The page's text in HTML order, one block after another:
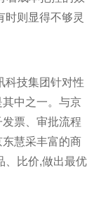
时则显得不够灵
科技集团针对性
中之一。与京
票、审批流程
慧采丰富的商
、比价,做出最优